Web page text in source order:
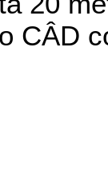
CÂD